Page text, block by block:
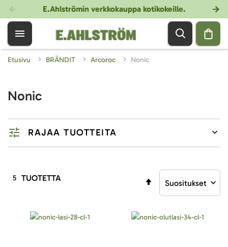
E.Ahlströmin verkkokauppa kotikokeille.
Etusivu BRÄNDIT Arcoroc Nonic
Nonic
5 TUOTETTA
Aseta
RAJAA TUOTTEITA